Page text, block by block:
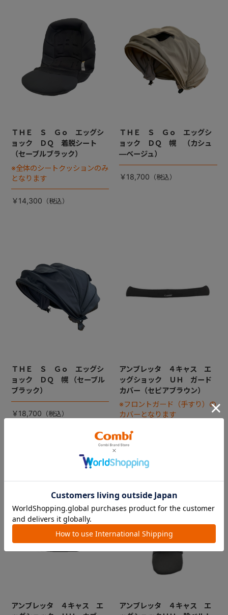
ＴＨＥ Ｓ Ｇｏ エッグシ
ョック ＤＱ 着脱シート
（セーブルブラック）
※全体のシートクッションのみ
となります
￥14,300
ＴＨＥ Ｓ Ｇｏ エッグシ
ョック ＤＱ 幌 （カシュ
―ベージュ）
￥18,700
ＴＨＥ Ｓ Ｇｏ エッグシ
ョック ＤＱ 幌 （セーブル
ブラック）
￥18,700
アンブレッタ ４キャス エ
ッグショック ＵＨ ガード
カバー（セピアブラウン）
※フロントガード（手すり）の
カバーとなります
￥1,650
アンブレッタ ４キャス エ
アンブレッタ ４キャス エ